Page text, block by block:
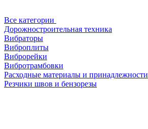
Все категории
Дорожностроительная техника
Вибраторы
Виброплиты
Виброрейки
Вибротрамбовки
Расходные материалы и принадлежности
Резчики швов и бензорезы